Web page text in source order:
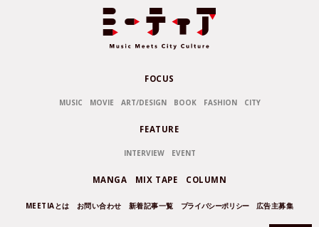
FOCUS
MUSIC MOVIE ART/DESIGN BOOK FASHION CITY
FEATURE
INTERVIEW EVENT
MANGA MIX TAPE COLUMN
MEETIAとは お問い合わせ 新着記事一覧 プライバシーポリシー 広告主募集